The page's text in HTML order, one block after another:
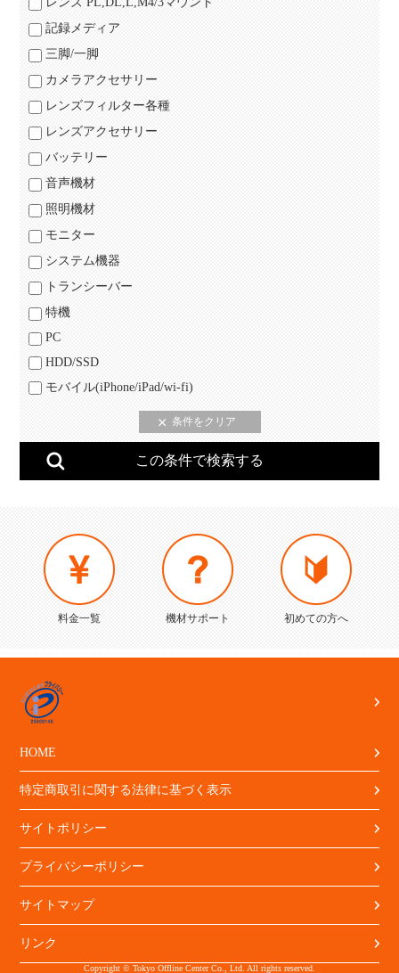
記録メディア
三脚/一脚
カメラアクセサリー
レンズフィルター各種
レンズアクセサリー
バッテリー
音声機材
照明機材
モニター
システム機器
トランシーバー
特機
PC
HDD/SSD
モバイル(iPhone/iPad/wi-fi)
料金一覧 機材サポート 初めての方へ
HOME
特定商取引に関する法律に基づく表示
サイトポリシー
プライバシーポリシー
サイトマップ
リンク
Copyright © Tokyo Offline Center Co., Ltd. All rights reserved.